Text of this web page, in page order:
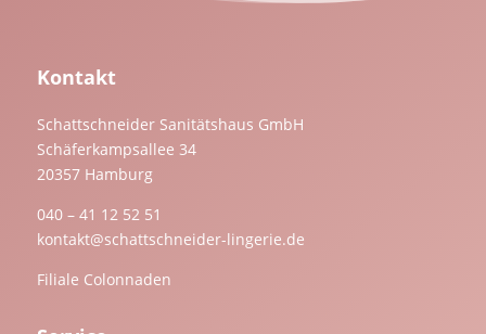
Kontakt
Schattschneider Sanitätshaus GmbH
Schäferkampsallee 34
20357 Hamburg
040 – 41 12 52 51
kontakt@schattschneider-lingerie.de
Filiale Colonnaden